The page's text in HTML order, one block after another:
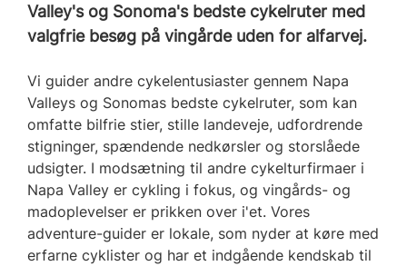
Valley's og Sonoma's bedste cykelruter med
valgfrie besøg på vingårde uden for alfarvej.
Vi guider andre cykelentusiaster gennem Napa
Valleys og Sonomas bedste cykelruter, som kan
omfatte bilfrie stier, stille landeveje, udfordrende
stigninger, spændende nedkørsler og storslåede
udsigter. I modsætning til andre cykelturfirmaer i
Napa Valley er cykling i fokus, og vingårds- og
madoplevelser er prikken over i'et. Vores
adventure-guider er lokale, som nyder at køre med
erfarne cyklister og har et indgående kendskab til